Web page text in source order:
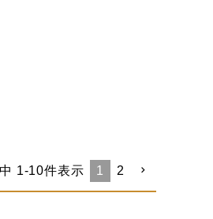
1-10件表示 1 2